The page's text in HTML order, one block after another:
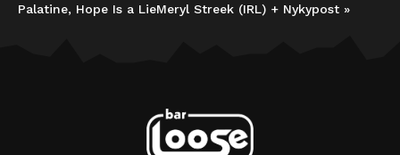
Palatine, Hope Is a LieMeryl Streek (IRL) + Nykypost »